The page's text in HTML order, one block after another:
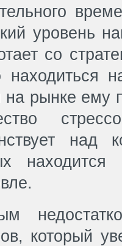
уровень
со
находиться
рынке ему
над
находится
который